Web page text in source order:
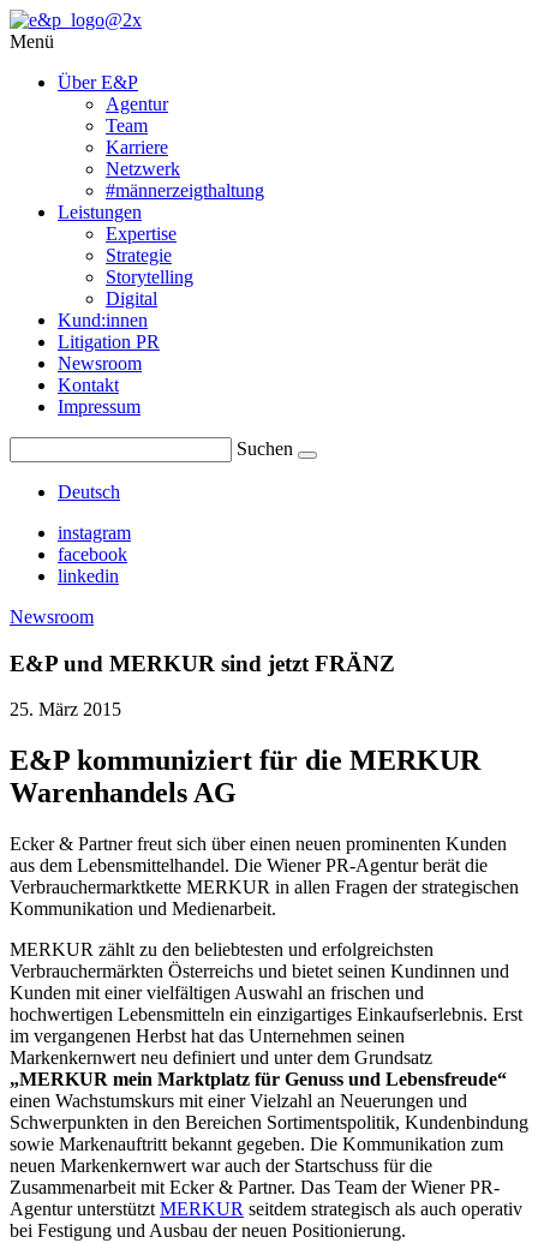
Menü
Über E&P
Agentur
Team
Karriere
Netzwerk
#männerzeigthaltung
Leistungen
Expertise
Strategie
Storytelling
Digital
Kund:innen
Litigation PR
Newsroom
Kontakt
Impressum
Suchen
Deutsch
instagram
facebook
linkedin
Newsroom
E&P und MERKUR sind jetzt FRÄNZ
25. März 2015
E&P kommuniziert für die MERKUR
Warenhandels AG
Ecker & Partner freut sich über einen neuen prominenten Kunden
aus dem Lebensmittelhandel. Die Wiener PR-Agentur berät die
Verbrauchermarktkette MERKUR in allen Fragen der strategischen
Kommunikation und Medienarbeit.
MERKUR zählt zu den beliebtesten und erfolgreichsten
Verbrauchermärkten Österreichs und bietet seinen Kundinnen und
Kunden mit einer vielfältigen Auswahl an frischen und
hochwertigen Lebensmitteln ein einzigartiges Einkaufserlebnis. Erst
im vergangenen Herbst hat das Unternehmen seinen
Markenkernwert neu definiert und unter dem Grundsatz
„MERKUR mein Marktplatz für Genuss und Lebensfreude“
einen Wachstumskurs mit einer Vielzahl an Neuerungen und
Schwerpunkten in den Bereichen Sortimentspolitik, Kundenbindung
sowie Markenauftritt bekannt gegeben. Die Kommunikation zum
neuen Markenkernwert war auch der Startschuss für die
Zusammenarbeit mit Ecker & Partner. Das Team der Wiener PR-
Agentur unterstützt MERKUR seitdem strategisch als auch operativ
bei Festigung und Ausbau der neuen Positionierung.